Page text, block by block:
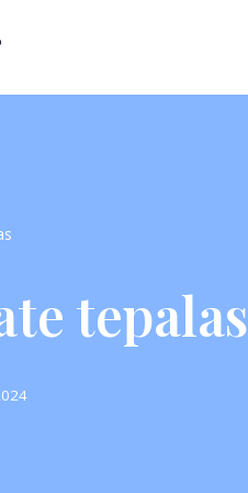
tepalas